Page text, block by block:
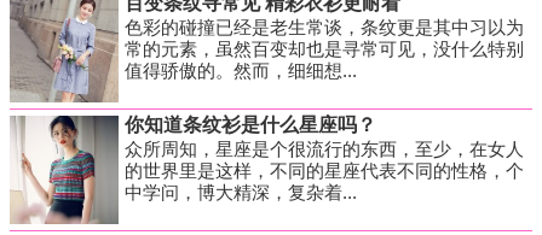
色彩的碰撞已经是老生常谈，条纹更是其中习以为
常的元素，虽然百变却也是寻常可见，没什么特别
值得骄傲的。然而，细细想...
你知道条纹衫是什么星座吗？
众所周知，星座是个很流行的东西，至少，在女人
的世界里是这样，不同的星座代表不同的性格，个
中学问，博大精深，复杂着...